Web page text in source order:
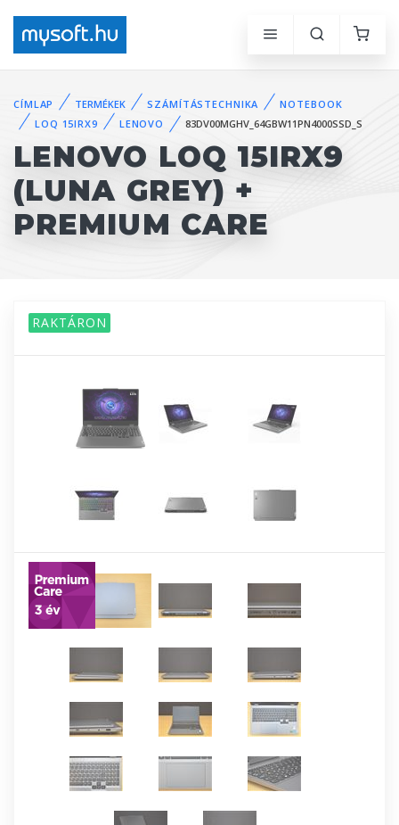
CÍMLAP TERMÉKEK SZÁMÍTÁSTECHNIKA
NOTEBOOK
LOQ 15IRX9
LENOVO 83DV00MGHV_64GBW11PN4000SSD_S
LENOVO LOQ 15IRX9
(LUNA GREY) +
PREMIUM CARE
RAKTÁRON